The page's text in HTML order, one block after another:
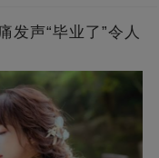
发声“毕业了”令人